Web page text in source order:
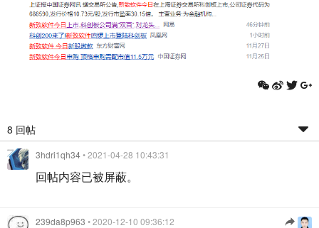
8 回帖
3hdri1qh34• 2021-04-28 10:43:31
回帖内容已被屏蔽。
239da8p963 • 2020-12-10 09:36:12